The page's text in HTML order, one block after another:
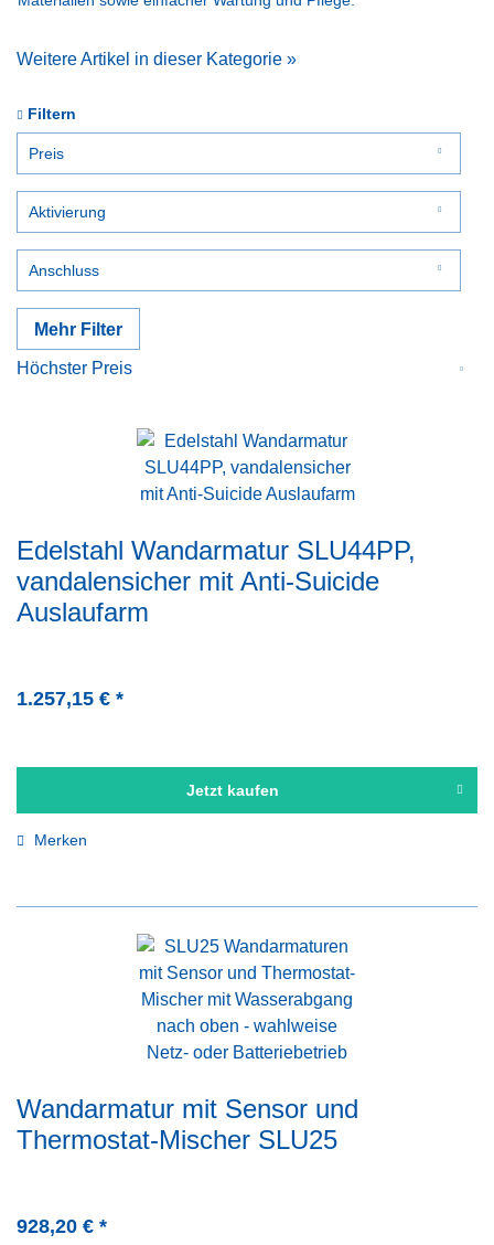
Weitere Artikel in dieser Kategorie »
Filtern
Preis
Aktivierung
Bewegungssensor
Drücken
Piezo-Taster
Anschluss
Kalt- oder vorgemischtes Wasser
Kalt- und vorgemischtes Wasser
Kalt- und Warmwasser
Mehr Filter
Edelstahl Wandarmatur SLU44PP,
vandalensicher mit Anti-Suicide
Auslaufarm
1.257,15 € *
Jetzt kaufen
Merken
Wandarmatur mit Sensor und
Thermostat-Mischer SLU25
928,20 € *